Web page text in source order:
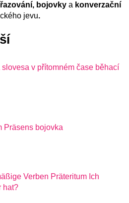
bojovky a konverzační
jevu.
slovesa v přítomném čase běhací
Präsens bojovka
Verben Präteritum Ich
hat?